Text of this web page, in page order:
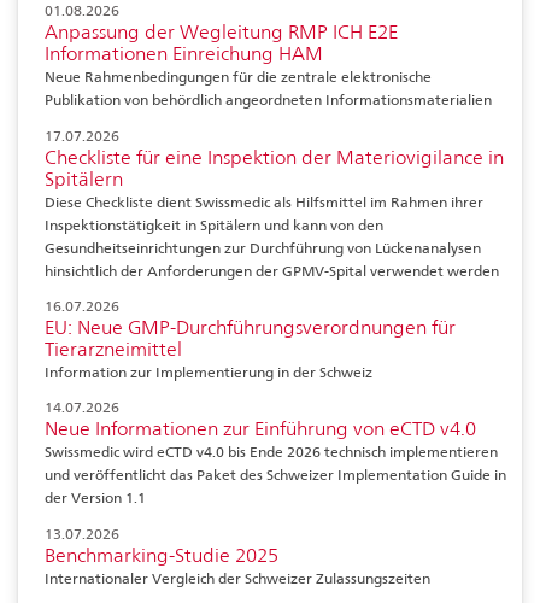
01.08.2026
Anpassung der Wegleitung RMP ICH E2E
Informationen Einreichung HAM
Neue Rahmenbedingungen für die zentrale elektronische
Publikation von behördlich angeordneten Informationsmaterialien
17.07.2026
Checkliste für eine Inspektion der Materiovigilance in
Spitälern
Diese Checkliste dient Swissmedic als Hilfsmittel im Rahmen ihrer
Inspektionstätigkeit in Spitälern und kann von den
Gesundheitseinrichtungen zur Durchführung von Lückenanalysen
hinsichtlich der Anforderungen der GPMV-Spital verwendet werden
16.07.2026
EU: Neue GMP-Durchführungsverordnungen für
Tierarzneimittel
Information zur Implementierung in der Schweiz
14.07.2026
Neue Informationen zur Einführung von eCTD v4.0
Swissmedic wird eCTD v4.0 bis Ende 2026 technisch implementieren
und veröffentlicht das Paket des Schweizer Implementation Guide in
der Version 1.1
13.07.2026
Benchmarking-Studie 2025
Internationaler Vergleich der Schweizer Zulassungszeiten